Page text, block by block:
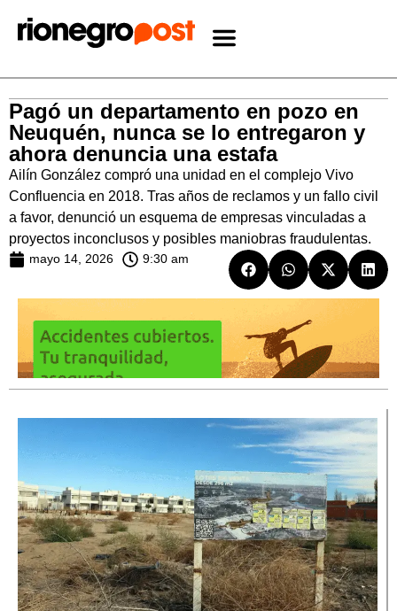
Pagó un departamento en pozo en
Neuquén, nunca se lo entregaron y
ahora denuncia una estafa
Ailín González compró una unidad en el complejo Vivo
Confluencia en 2018. Tras años de reclamos y un fallo civil
a favor, denunció un esquema de empresas vinculadas a
proyectos inconclusos y posibles maniobras fraudulentas.
mayo 14, 2026 9:30 am